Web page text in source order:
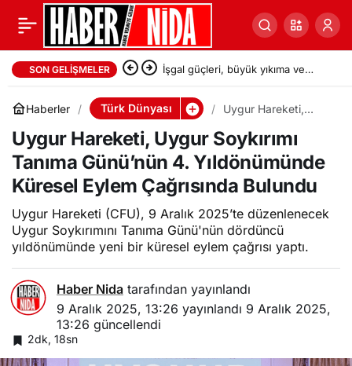
SON GELIŞMELER İşgal güçleri, büyük yıkıma ve
onlarca kişinin gözaltına alındığı
bir baskının ardından
Kalendiya’dan çekildi
Haberler Türk Dünyası
Uygur Hareketi,
Tanıma Günü’nün 4.
Yıldönümünde
Küresel Eylem
Çağrısında Bulundu
Uygur Hareketi, Uygur Soykırımı
Tanıma Günü’nün 4. Yıldönümünde
Küresel Eylem Çağrısında Bulundu
Uygur Hareketi (CFU), 9 Aralık 2025’te düzenlenecek
Uygur Soykırımını Tanıma Günü'nün dördüncü
yıldönümünde yeni bir küresel eylem çağrısı yaptı.
Haber Nida tarafından yayınlandı
9 Aralık 2025, 13:26 yayınlandı 9 Aralık 2025,
13:26 güncellendi
2dk, 18sn